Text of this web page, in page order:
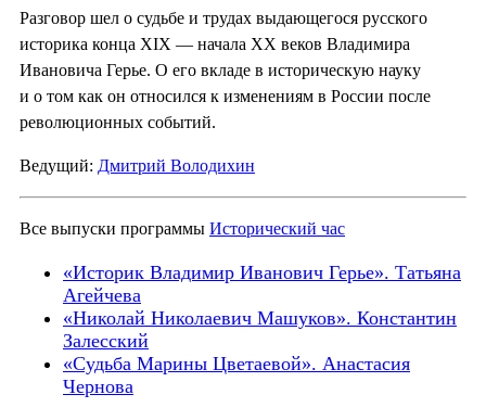
Разговор шел о судьбе и трудах выдающегося русского
историка конца XIX — начала ХХ веков Владимира
Ивановича Герье. О его вкладе в историческую науку
и о том как он относился к изменениям в России после
революционных событий.
Ведущий: Дмитрий Володихин
Все выпуски программы Исторический час
«Историк Владимир Иванович Герье». Татьяна
Агейчева
«Николай Николаевич Машуков». Константин
Залесский
«Судьба Марины Цветаевой». Анастасия
Чернова